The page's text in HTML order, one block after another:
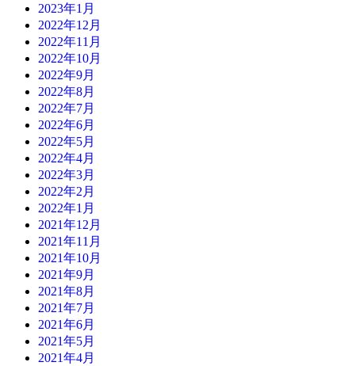
2023年1月
2022年12月
2022年11月
2022年10月
2022年9月
2022年8月
2022年7月
2022年6月
2022年5月
2022年4月
2022年3月
2022年2月
2022年1月
2021年12月
2021年11月
2021年10月
2021年9月
2021年8月
2021年7月
2021年6月
2021年5月
2021年4月